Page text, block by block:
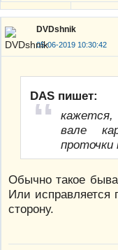
DVDshnik
05-06-2019 10:30:42
DAS пишет:
кажется,
вале
проточки
Обычно такое
Или исправляется
сторону.